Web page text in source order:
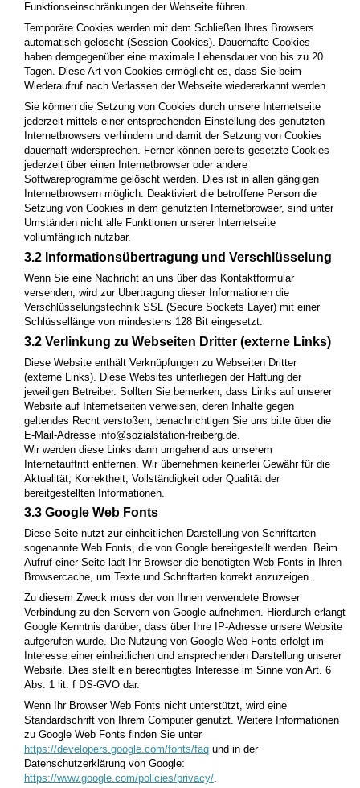
Funktionseinschränkungen der Webseite führen.
Temporäre Cookies werden mit dem Schließen Ihres Browsers
automatisch gelöscht (Session-Cookies). Dauerhafte Cookies
haben demgegenüber eine maximale Lebensdauer von bis zu 20
Tagen. Diese Art von Cookies ermöglicht es, dass Sie beim
Wiederaufruf nach Verlassen der Webseite wiedererkannt werden.
Sie können die Setzung von Cookies durch unsere Internetseite
jederzeit mittels einer entsprechenden Einstellung des genutzten
Internetbrowsers verhindern und damit der Setzung von Cookies
dauerhaft widersprechen. Ferner können bereits gesetzte Cookies
jederzeit über einen Internetbrowser oder andere
Softwareprogramme gelöscht werden. Dies ist in allen gängigen
Internetbrowsern möglich. Deaktiviert die betroffene Person die
Setzung von Cookies in dem genutzten Internetbrowser, sind unter
Umständen nicht alle Funktionen unserer Internetseite
vollumfänglich nutzbar.
3.2 Informationsübertragung und Verschlüsselung
Wenn Sie eine Nachricht an uns über das Kontaktformular
versenden, wird zur Übertragung dieser Informationen die
Verschlüsselungstechnik SSL (Secure Sockets Layer) mit einer
Schlüssellänge von mindestens 128 Bit eingesetzt.
3.2 Verlinkung zu Webseiten Dritter (externe Links)
Diese Website enthält Verknüpfungen zu Webseiten Dritter
(externe Links). Diese Websites unterliegen der Haftung der
jeweiligen Betreiber. Sollten Sie bemerken, dass Links auf unserer
Website auf Internetseiten verweisen, deren Inhalte gegen
geltendes Recht verstoßen, benachrichtigen Sie uns bitte über die
E-Mail-Adresse info@sozialstation-freiberg.de
Wir werden diese Links dann umgehend aus unserem
Internetauftritt entfernen. Wir übernehmen keinerlei Gewähr für die
Aktualität, Korrektheit, Vollständigkeit oder Qualität der
bereitgestellten Informationen.
3.3 Google Web Fonts
Diese Seite nutzt zur einheitlichen Darstellung von Schriftarten
sogenannte Web Fonts, die von Google bereitgestellt werden. Beim
Aufruf einer Seite lädt Ihr Browser die benötigten Web Fonts in Ihren
Browsercache, um Texte und Schriftarten korrekt anzuzeigen.
Zu diesem Zweck muss der von Ihnen verwendete Browser
Verbindung zu den Servern von Google aufnehmen. Hierdurch erlangt
Google Kenntnis darüber, dass über Ihre IP-Adresse unsere Website
aufgerufen wurde. Die Nutzung von Google Web Fonts erfolgt im
Interesse einer einheitlichen und ansprechenden Darstellung unserer
Website. Dies stellt ein berechtigtes Interesse im Sinne von Art. 6
Abs. 1 lit. f DS-GVO dar.
Wenn Ihr Browser Web Fonts nicht unterstützt, wird eine
Standardschrift von Ihrem Computer genutzt. Weitere Informationen
zu Google Web Fonts finden Sie unter
https://developers.google.com/fonts/faq und in der
Datenschutzerklärung von Google:
https://www.google.com/policies/privacy/.